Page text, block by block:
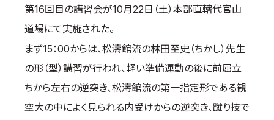
国際空手道連盟について
お知らせ
本部からのお知らせ
支部からのお知らせ
公式大会
公式記録
第16回目の講習会が10月22日（土）本部直轄代官山
道場にて実施された。
まず15：00からは、松濤館流の林田至史（ちかし）先生
の形（型）講習が行われ、軽い準備運動の後に前屈立
ちから左右の逆突き、松濤館流の第一指定形である観
空大の中によく見られる内受けからの逆突き、蹴り技で